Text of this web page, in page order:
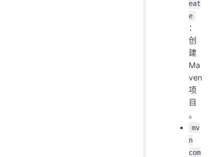
eat
e
：
创
建
Ma
ven
项
目
。
mv
n
com